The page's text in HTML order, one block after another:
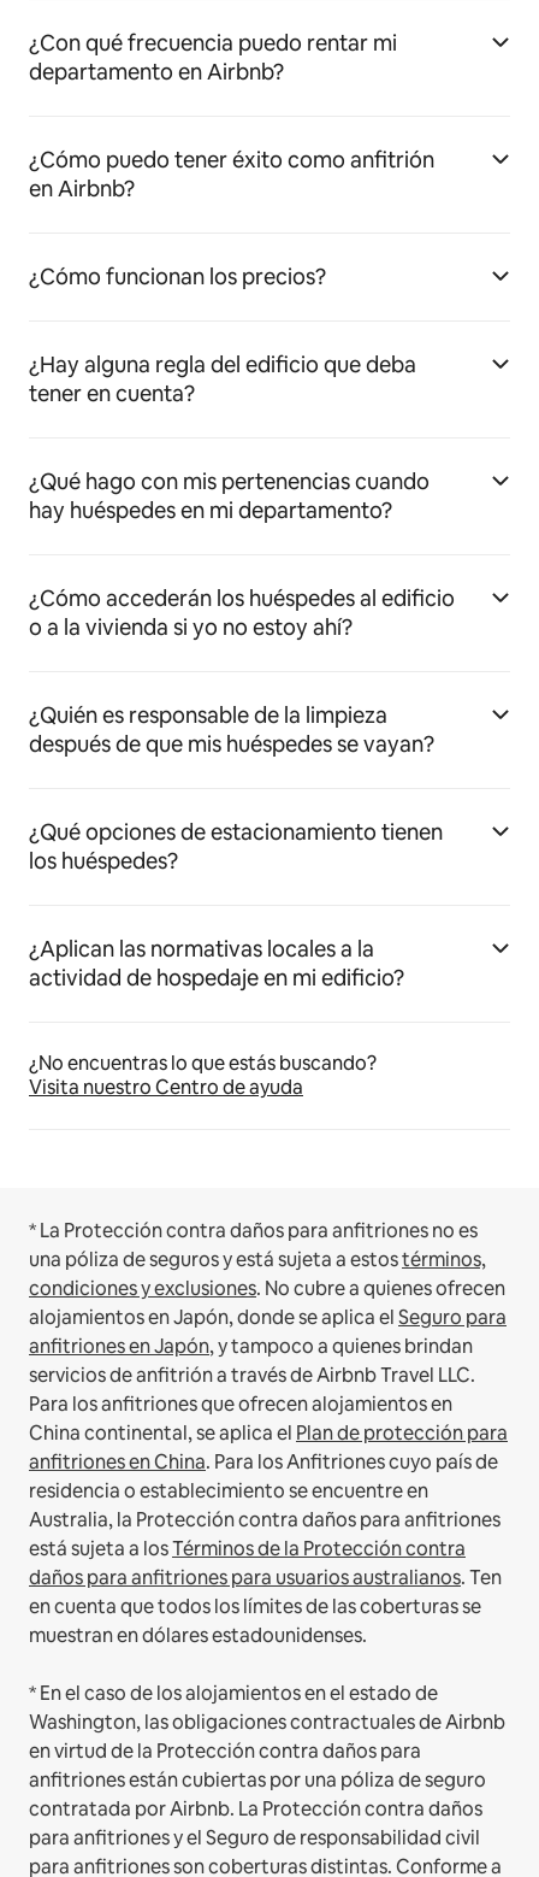
¿Con qué frecuencia puedo rentar mi
departamento en Airbnb?
¿Cómo puedo tener éxito como anfitrión
en Airbnb?
¿Cómo funcionan los precios?
¿Hay alguna regla del edificio que deba
tener en cuenta?
¿Qué hago con mis pertenencias cuando
hay huéspedes en mi departamento?
¿Cómo accederán los huéspedes al edificio
o a la vivienda si yo no estoy ahí?
¿Quién es responsable de la limpieza
después de que mis huéspedes se vayan?
¿Qué opciones de estacionamiento tienen
los huéspedes?
¿Aplican las normativas locales a la
actividad de hospedaje en mi edificio?
¿No encuentras lo que estás buscando?
Visita nuestro Centro de ayuda
* La Protección contra daños para anfitriones no es
una póliza de seguros y está sujeta a estostérminos,
condiciones y exclusiones. No cubre a quienes ofrecen
alojamientos en Japón, donde se aplica elSeguro para
anfitriones en Japón, y tampoco a quienes brindan
servicios de anfitrión a través de Airbnb Travel LLC.
Para los anfitriones que ofrecen alojamientos en
China continental, se aplica el Plan de protección para
anfitriones en China. Para los Anfitriones cuyo país de
residencia o establecimiento se encuentre en
Australia, la Protección contra daños para anfitriones
está sujeta a losTérminos de la Protección contra
daños para anfitriones para usuarios australianos. Ten
en cuenta que todos los límites de las coberturas se
muestran en dólares estadounidenses.
* En el caso de los alojamientos en el estado de
Washington, las obligaciones contractuales de Airbnb
en virtud de la Protección contra daños para
anfitriones están cubiertas por una póliza de seguro
contratada por Airbnb. La Protección contra daños
para anfitriones y el Seguro de responsabilidad civil
para anfitriones son coberturas distintas. Conforme a